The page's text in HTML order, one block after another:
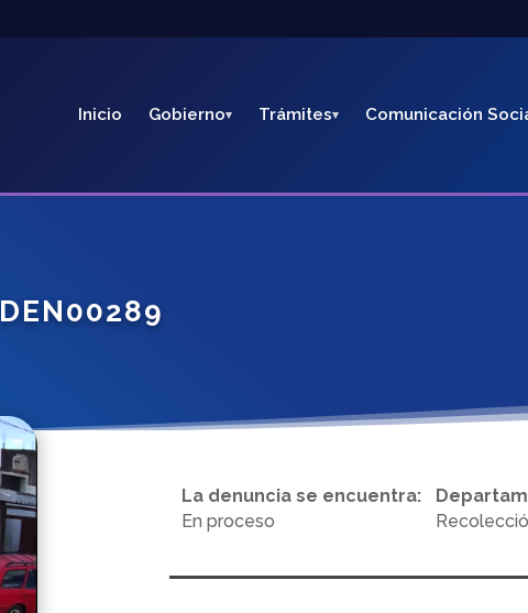
Inicio Gobierno Trámites Comunicación
DEN00289
La denuncia se encuentra:
En proceso